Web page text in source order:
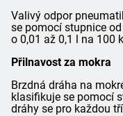
Valivý odpor
se pomocí stupnice
o 0,01 až 0,1 l na 100
Přilnavost za mokra
Brzdná dráha na
klasifikuje se pomocí
dráhy se pro každou